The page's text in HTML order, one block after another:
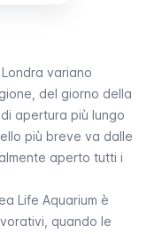
Londra variano
del giorno della
apertura più lungo
più breve va dalle
aperto tutti i
Life Aquarium è
quando le